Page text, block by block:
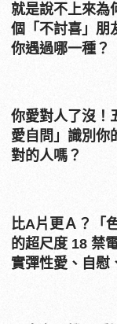
就是說不上來為
個「不討喜」朋
你遇過哪一種？
你愛對人了沒！
愛自問」識別你
對的人嗎？
比A片更Ａ？「
的超尺度 18 禁
實彈性愛、自慰